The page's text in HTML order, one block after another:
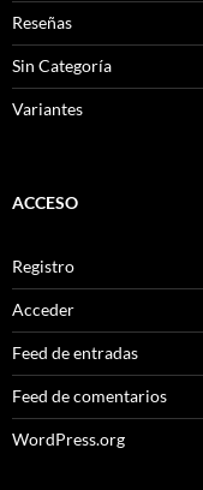
Reseñas
Sin Categoría
Variantes
ACCESO
Registro
Acceder
Feed de entradas
Feed de comentarios
WordPress.org